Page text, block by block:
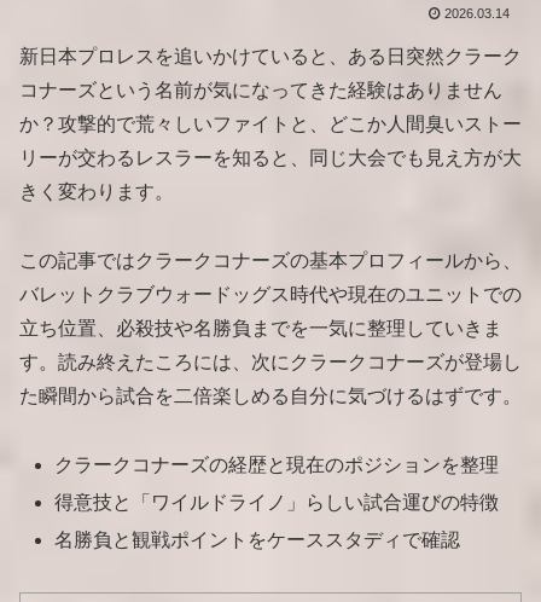
2026.03.14
新日本プロレスを追いかけていると、ある日突然クラーク
コナーズという名前が気になってきた経験はありません
か？攻撃的で荒々しいファイトと、どこか人間臭いストー
リーが交わるレスラーを知ると、同じ大会でも見え方が大
きく変わります。
この記事ではクラークコナーズの基本プロフィールから、
バレットクラブウォードッグス時代や現在のユニットでの
立ち位置、必殺技や名勝負までを一気に整理していきま
す。読み終えたころには、次にクラークコナーズが登場し
た瞬間から試合を二倍楽しめる自分に気づけるはずです。
クラークコナーズの経歴と現在のポジションを整理
得意技と「ワイルドライノ」らしい試合運びの特徴
名勝負と観戦ポイントをケーススタディで確認